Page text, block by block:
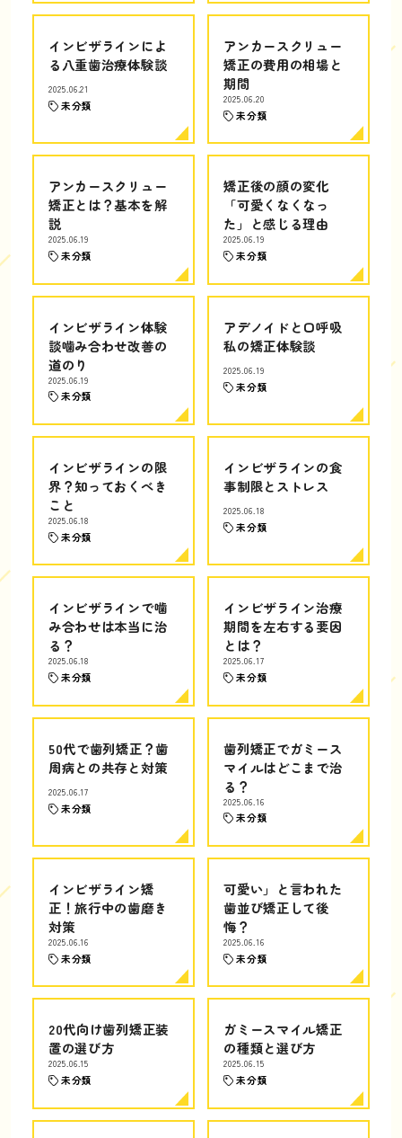
インビザラインによ
る八重歯治療体験談
2025.06.21
未分類
アンカースクリュー
矯正の費用の相場と
期間
2025.06.20
未分類
アンカースクリュー
矯正とは？基本を解
説
2025.06.19
未分類
矯正後の顔の変化
「可愛くなくなっ
た」と感じる理由
2025.06.19
未分類
インビザライン体験
談噛み合わせ改善の
道のり
2025.06.19
未分類
アデノイドと口呼吸
私の矯正体験談
2025.06.19
未分類
インビザラインの限
界？知っておくべき
こと
2025.06.18
未分類
インビザラインの食
事制限とストレス
2025.06.18
未分類
インビザラインで噛
み合わせは本当に治
る？
2025.06.18
未分類
インビザライン治療
期間を左右する要因
とは？
2025.06.17
未分類
50代で歯列矯正？歯
周病との共存と対策
2025.06.17
未分類
歯列矯正でガミース
マイルはどこまで治
る？
2025.06.16
未分類
インビザライン矯
正！旅行中の歯磨き
対策
2025.06.16
未分類
可愛い」と言われた
歯並び矯正して後
悔？
2025.06.16
未分類
20代向け歯列矯正装
置の選び方
2025.06.15
未分類
ガミースマイル矯正
の種類と選び方
2025.06.15
未分類